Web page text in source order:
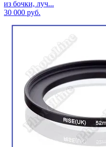
из бочки, луч...
30 000 руб.